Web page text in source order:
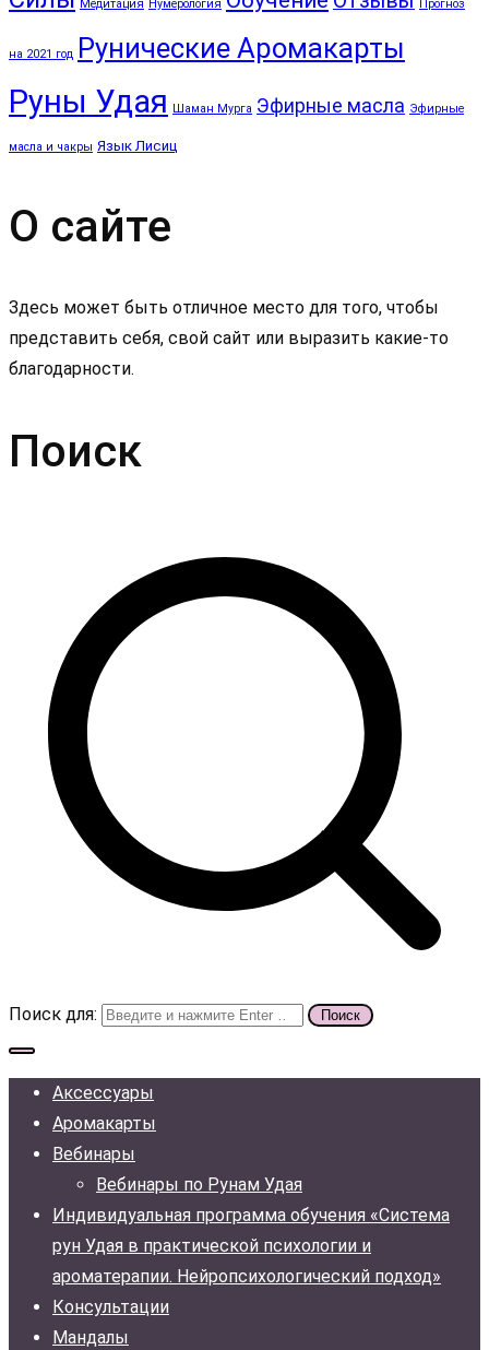
Медитация Нумерология Прогноз
на 2021 год Рунические Аромакарты
Руны Удая Шаман Мурга Эфирные масла Эфирные
масла и чакры Язык Лисиц
О сайте
Здесь может быть отличное место для того, чтобы
представить себя, свой сайт или выразить какие-то
благодарности.
Поиск
Поиск для:
Аксессуары
Аромакарты
Вебинары
Вебинары по Рунам Удая
Индивидуальная программа обучения «Система
рун Удая в практической психологии и
ароматерапии. Нейропсихологический подход»
Консультации
Мандалы